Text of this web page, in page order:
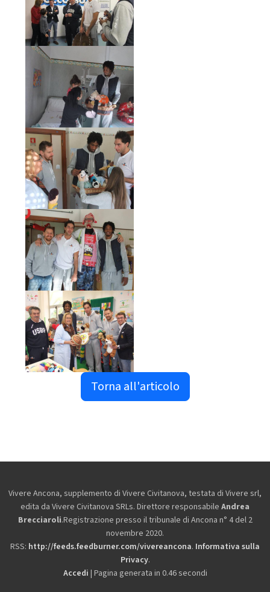
Torna all'articolo
Vivere Ancona, supplemento di Vivere Civitanova, testata di Vivere srl,
edita da Vivere Civitanova SRLs. Direttore responsabile Andrea
Brecciaroli.Registrazione presso il tribunale di Ancona n° 4 del 2
novembre 2020.
RSS: http://feeds.feedburner.com/vivereancona. Informativa sulla
Privacy.
Accedi | Pagina generata in 0.46 secondi